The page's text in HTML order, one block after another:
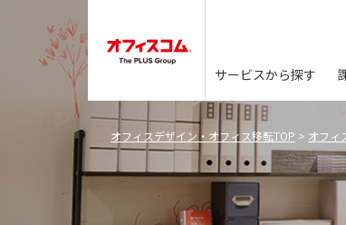
サービスから探す
オフィスデザイン・オフィス移転TOP > オフィ